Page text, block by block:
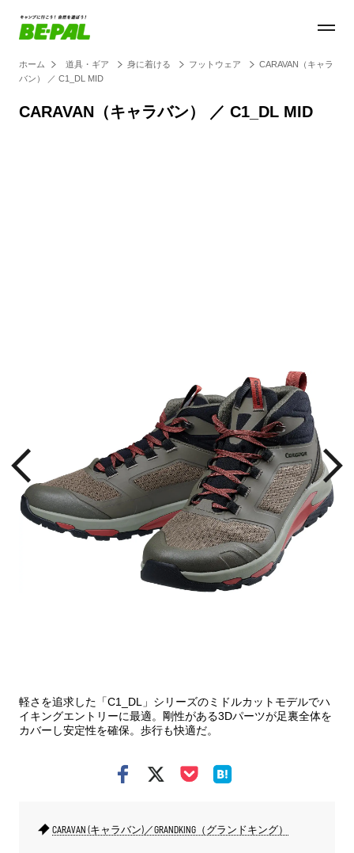
ホーム 道具・ギア 身に着ける フットウェア
CARAVAN（キャラ
バン） ／ C1_DL MID
CARAVAN（キャラバン） ／ C1_DL MID
軽さを追求した「C1_DL」シリーズのミドルカットモデルでハ
イキングエントリーに最適。剛性がある3Dパーツが足裏全体を
カバーし安定性を確保。歩行も快適だ。
CARAVAN (キャラバン)／GRANDKING（グランドキング）